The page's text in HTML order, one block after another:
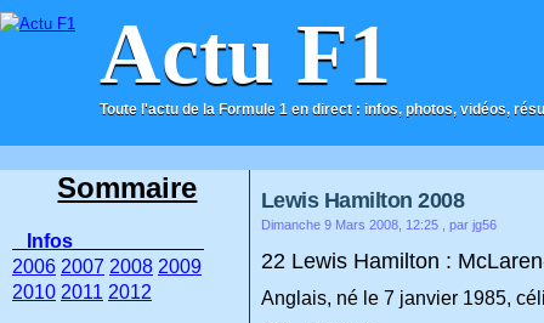
Actu F1
Toute l'actu de la Formule 1 en direct : infos, photos, vidéos,
ACCUEIL CONTACT
Lewis Hamilton 2008
Dimanche 9 Mars 2008, 12:25 , par jg56
22 Lewis Hamilton :
Anglais, né le 7 janvier 1985,
Sommaire
Infos
2006 2007 2008 2009
2010 2011 2012